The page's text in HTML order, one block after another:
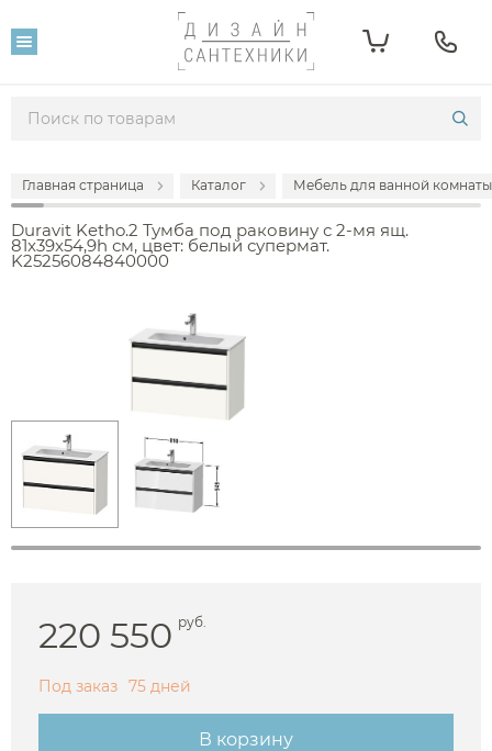
Главная страница Каталог Мебель для ванной комнаты
Duravit Ketho.2 Тумба под раковину с 2-мя ящ.
81x39x54,9h см, цвет: белый супермат.
K25256084840000
220 550 руб.
Под заказ 75 дней
В корзину